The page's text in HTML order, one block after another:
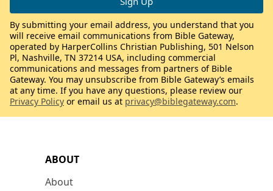
ABOUT
About
By submitting your email address, you understand that you
will receive email communications from Bible Gateway,
operated by HarperCollins Christian Publishing, 501 Nelson
Pl, Nashville, TN 37214 USA, including commercial
communications and messages from partners of Bible
Gateway. You may unsubscribe from Bible Gateway’s emails
at any time. If you have any questions, please review our
Privacy Policy or email us at privacy@biblegateway.com.